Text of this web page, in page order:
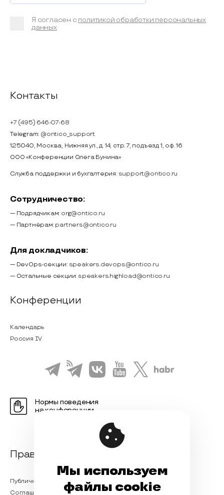
Я согласен с политикой обработки персональных
данных
Контакты
+7 (495) 646-07-68
Telegram: @ontico_support
125040, Москва, Нижняя ул., д. 14, стр. 7, подъезд 1, оф. 16
ООО «Конференции Олега Бунина»
Служба поддержки и бухгалтерия: support@ontico.ru
Сотрудничество:
— Подрядчикам: org@ontico.ru
— Партнёрам: partners@ontico.ru
Для докладчиков:
— DevOps-секции: speakers.devops@ontico.ru
— Остальные секции: speakers.highload@ontico.ru
Конференции
Календарь
Россия IV
Нормы поведения
на конференции
Правовая информация
Публичная оферта
Соглашение на обработку персональных данных
Мы используем
файлы cookie